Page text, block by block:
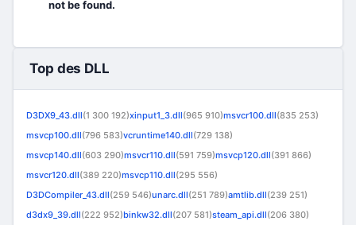
not be found.
Top des DLL
D3DX9_43.dll(1 300 192)xinput1_3.dll(965 910)msvcr100.dll(835 253)
msvcp100.dll(796 583)vcruntime140.dll(729 138)
msvcp140.dll(603 290)msvcr110.dll(591 759)msvcp120.dll(391 866)
msvcr120.dll(389 220)msvcp110.dll(295 556)
D3DCompiler_43.dll(259 546)unarc.dll(251 789)amtlib.dll(239 251)
d3dx9_39.dll(222 952)binkw32.dll(207 581)steam_api.dll(206 380)